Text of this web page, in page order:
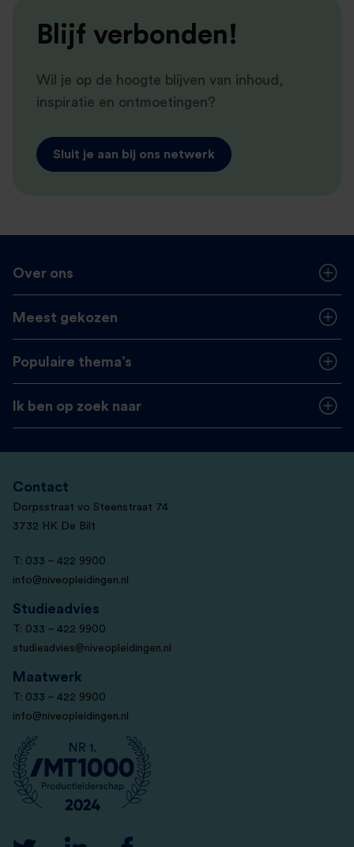
Blijf verbonden!
Wil je op de hoogte blijven van inhoud,
inspiratie en ontmoetingen?
Sluit je aan bij ons netwerk
Over ons
Meest gekozen
Populaire thema’s
Ik ben op zoek naar
Contact
Dorpsstraat vo Steenstraat 74
3732 HK De Bilt
T: 033 – 422 9900
info@niveopleidingen.nl
Studieadvies
T: 033 – 422 9900
studieadvies@niveopleidingen.nl
Maatwerk
T: 033 – 422 9900
info@niveopleidingen.nl